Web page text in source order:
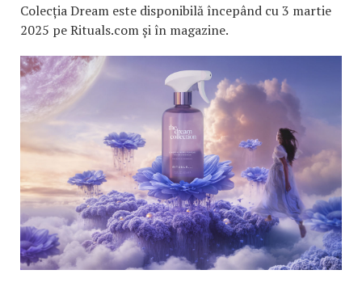
Colecția Dream este disponibilă începând cu 3 martie
2025 pe Rituals.com și în magazine.